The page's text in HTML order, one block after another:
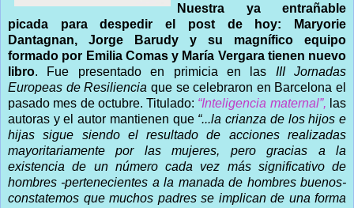
Nuestra ya entrañable
picada para despedir el post de hoy: Maryorie
Dantagnan, Jorge Barudy y su magnífico equipo
formado por Emilia Comas y María Vergara tienen nuevo
libro. Fue presentado en primicia en las III Jornadas
Europeas de Resiliencia que se celebraron en Barcelona el
pasado mes de octubre. Titulado: “Inteligencia maternal”, las
autoras y el autor mantienen que “...la crianza de los hijos e
hijas sigue siendo el resultado de acciones realizadas
mayoritariamente por las mujeres, pero gracias a la
existencia de un número cada vez más significativo de
hombres -pertenecientes a la manada de hombres buenos-
constatemos que muchos padres se implican de una forma